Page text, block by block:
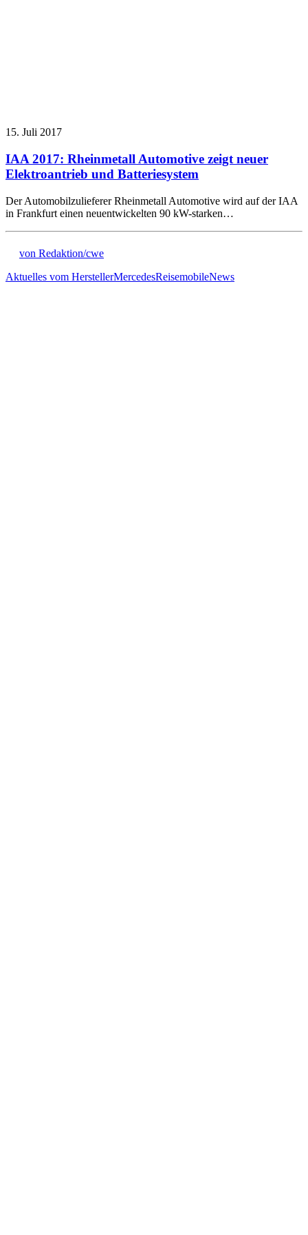
15. Juli 2017
IAA 2017: Rheinmetall Automotive zeigt neuer
Elektroantrieb und Batteriesystem
Der Automobilzulieferer Rheinmetall Automotive wird auf der IAA
in Frankfurt einen neuentwickelten 90 kW-starken…
von Redaktion/cwe
Aktuelles vom HerstellerMercedesReisemobileNews